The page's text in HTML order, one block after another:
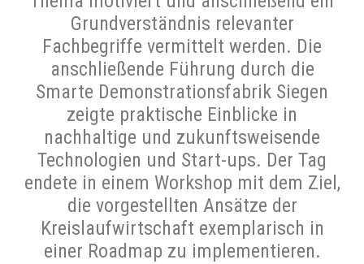
Grundverständnis relevanter
Fachbegriffe vermittelt werden. Die
anschließende Führung durch die
Smarte Demonstrationsfabrik Siegen
zeigte praktische Einblicke in
nachhaltige und zukunftsweisende
Technologien und Start-ups. Der Tag
endete in einem Workshop mit dem Ziel,
die vorgestellten Ansätze der
Kreislaufwirtschaft exemplarisch in
einer Roadmap zu implementieren.